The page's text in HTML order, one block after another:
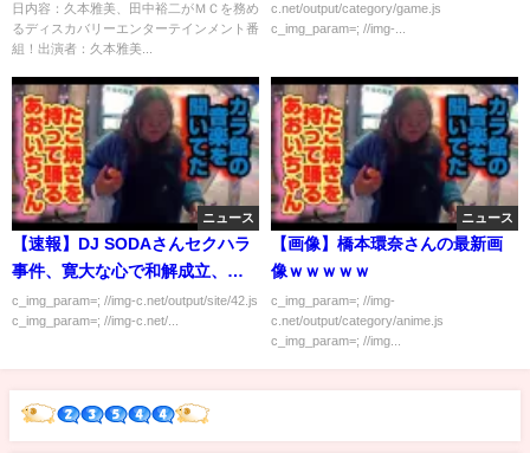
日内容：久本雅美、田中裕二がＭＣを務め
るディスカバリーエンターテインメント番
組！出演者：久本雅美...
c.net/output/category/game.js
c_img_param=; //img-...
ニュース
【速報】DJ SODAさんセクハラ
事件、寛大な心で和解成立、刑
事告発も取り下げｗｗｗｗｗ
c_img_param=; //img-c.net/output/site/42.js
c_img_param=; //img-c.net/...
ニュース
【画像】橋本環奈さんの最新画
像ｗｗｗｗｗ
c_img_param=; //img-
c.net/output/category/anime.js
c_img_param=; //img...